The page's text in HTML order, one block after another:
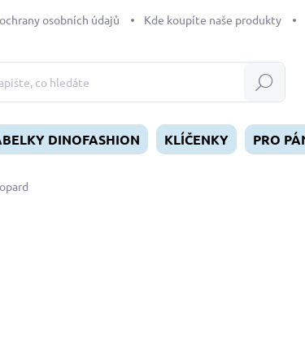
osobních údajů Kde koupíte naše produkty
Hledat
DINOFASHION KLÍČENKY PRO